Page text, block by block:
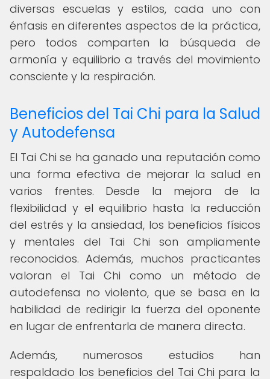
diversas escuelas y estilos, cada uno con
énfasis en diferentes aspectos de la práctica,
pero todos comparten la búsqueda de
armonía y equilibrio a través del movimiento
consciente y la respiración.
Beneficios del Tai Chi para la Salud
y Autodefensa
El Tai Chi se ha ganado una reputación como
una forma efectiva de mejorar la salud en
varios frentes. Desde la mejora de la
flexibilidad y el equilibrio hasta la reducción
del estrés y la ansiedad, los beneficios físicos
y mentales del Tai Chi son ampliamente
reconocidos. Además, muchos practicantes
valoran el Tai Chi como un método de
autodefensa no violento, que se basa en la
habilidad de redirigir la fuerza del oponente
en lugar de enfrentarla de manera directa.
Además, numerosos estudios han
respaldado los beneficios del Tai Chi para la